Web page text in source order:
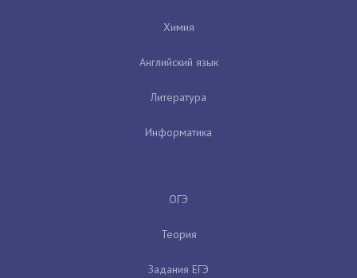
Химия
Английский язык
Литература
Информатика
ОГЭ
Теория
Задания ЕГЭ